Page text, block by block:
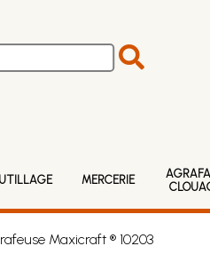
MERCERIE
Maxicraft ® 10203